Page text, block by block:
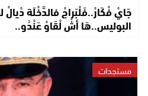
جَايْ فْكَارْ..فَلْبَراجْ فالدَّخْلَة دْيالْ
البوليس..هَا أشْ لْقَاوْ عَنْدُو..
مستجدات